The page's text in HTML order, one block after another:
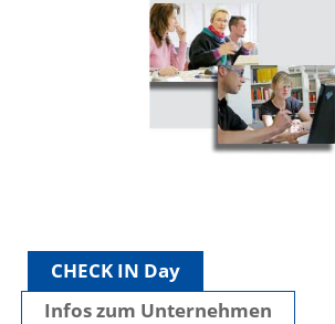
CHECK IN Day
Infos zum Unternehmen